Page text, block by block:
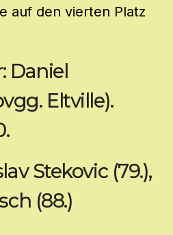
auf den vierten Platz
Daniel
Eltville).
Stekovic (79.),
(88.)